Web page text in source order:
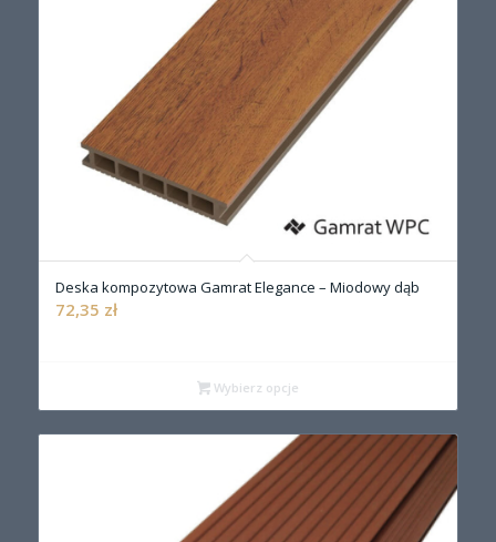
Deska kompozytowa Gamrat Elegance – Miodowy dąb
72,35 zł
Wybierz opcje